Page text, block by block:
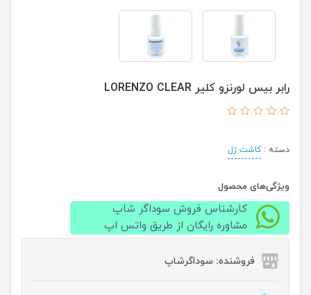
رابر بیس لورنزو کلیر LORENZO CLEAR
دسته :کاشت ژل
ویژگی‌های محصول
کارشناس فروش سوداگر شاپ
مشاوره رایگان از طریق واتس اپ
فروشنده: سوداگرشاپ